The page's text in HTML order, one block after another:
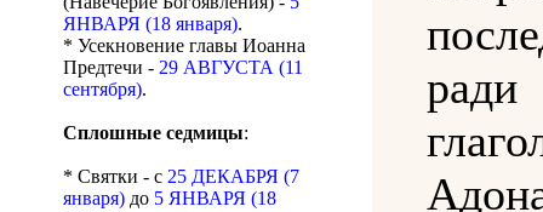
ЯНВАРЯ (18 января).
* Усекновение главы Иоанна
Предтечи - 29 АВГУСТА (11
сентября).
Сплошные седмицы:
* Святки - с 25 ДЕКАБРЯ (7
января) до 5 ЯНВАРЯ (18